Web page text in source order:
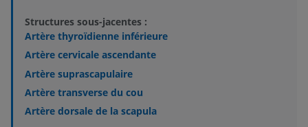
Structures sous-jacentes :
Artère thyroïdienne inférieure
Artère cervicale ascendante
Artère suprascapulaire
Artère transverse du cou
Artère dorsale de la scapula